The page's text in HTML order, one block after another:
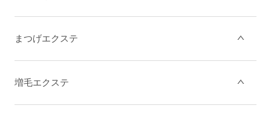
まつげエクステ
増毛エクステ